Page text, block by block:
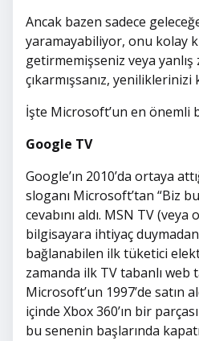
Ancak bazen sadece
yaramayabiliyor, onu kolay
getirmemişseniz veya
çıkarmışsanız,
İşte Microsoft’un en önemli
Google TV
Google’ın 2010’da ortaya
sloganı Microsoft’tan “Biz
cevabını aldı. MSN TV
bilgisayara ihtiyaç
bağlanabilen ilk tüketici
zamanda ilk TV tabanlı web
Microsoft’un 1997’de satın
içinde Xbox 360’ın bir
bu senenin başlarında